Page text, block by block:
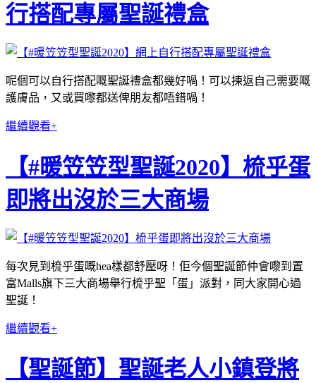
行搭配專屬聖誕禮盒
呢個可以自行搭配嘅聖誕禮盒都幾好喎！可以揀返自己需要嘅
護膚品，又或買嚟都送俾朋友都唔錯喎！
繼續觀看+
【#暖笠笠型聖誕2020】梳乎蛋
即將出沒於三大商場
每次見到梳乎蛋嘅hea樣都舒壓呀！佢今個聖誕節仲會嚟到置
富Malls旗下三大商場舉行梳乎聖「蛋」派對，同大家開心過
聖誕！
繼續觀看+
【聖誕節】聖誕老人小鎮登將